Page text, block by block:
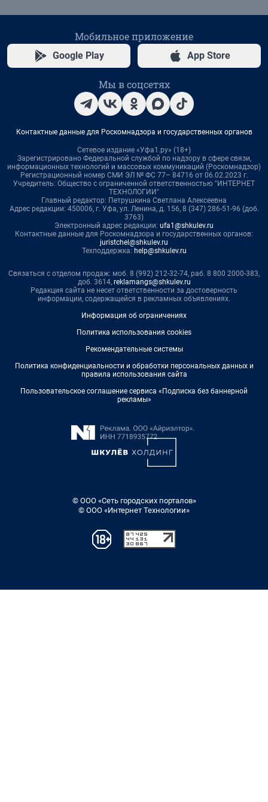
Мобильное приложение
Google Play App Store
Мы в соцсетях
Контактные данные для Роскомнадзора и государственных органов
Сетевое издание «Уфа1.ру» (18+)
Зарегистрировано Федеральной службой по надзору в сфере связи,
информационных технологий и массовых коммуникаций (Роскомнадзор)
Регистрационный номер СМИ ЭЛ № ФС 77– 84716 от 06.02.2023 г.
Учредитель: Общество с ограниченной ответственностью "ИНТЕРНЕТ
ТЕХНОЛОГИИ"
Главный редактор: Петрушкина Светлана Алексеевна
Адрес редакции: 450006, г. Уфа, ул. Ленина, д. 156, 8 (347) 286-51-96 (доб.
3763)
Электронный адрес редакции: ufa1@shkulev.ru
Контактные данные для Роскомнадзора и государственных органов:
juristchel@shkulev.ru
Техподдержка: help@shkulev.ru
Связаться с отделом продаж: моб. 8 (992) 212-32-74, раб. 8 800 2000-383,
доб. 3614, reklamangs@shkulev.ru
Редакция сайта не несет ответственности за достоверность
информации, содержащейся в рекламных объявлениях.
Информация об ограничениях
Политика использования cookies
Рекомендательные системы
Политика конфиденциальности и обработки персональных данных и
правила использования сайта
Пользовательское соглашение сервиса «Подписка без баннерной
рекламы»
© ООО «Сеть городских порталов»
© ООО «Интернет Технологии»